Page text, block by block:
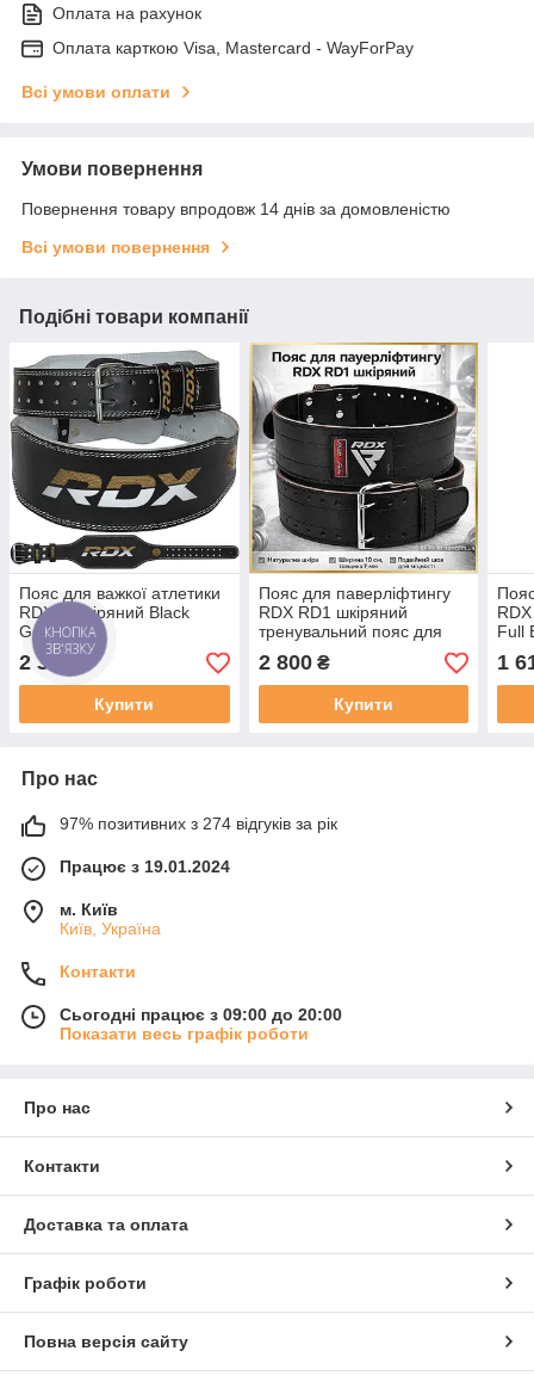
Оплата на рахунок
Оплата карткою Visa, Mastercard - WayForPay
Всі умови оплати
Умови повернення
Повернення товару впродовж 14 днів за домовленістю
Всі умови повернення
Подібні товари компанії
Пояс для важкої атлетики
RDX 6 шкіряний Black
Gold M
2 370
Купити
Пояс для паверліфтингу
RDX RD1 шкіряний
тренувальний пояс для
фітнесу шкіряний Black
Розмір XL
2 800₴
Купити
Full
1
Про нас
97% позитивних з 274 відгуків за рік
Працює з 19.01.2024
м. Київ
Київ, Україна
Контакти
Сьогодні працює з 09:00 до 20:00
Показати весь графік роботи
Про нас
Контакти
Доставка та оплата
Графік роботи
Повна версія сайту